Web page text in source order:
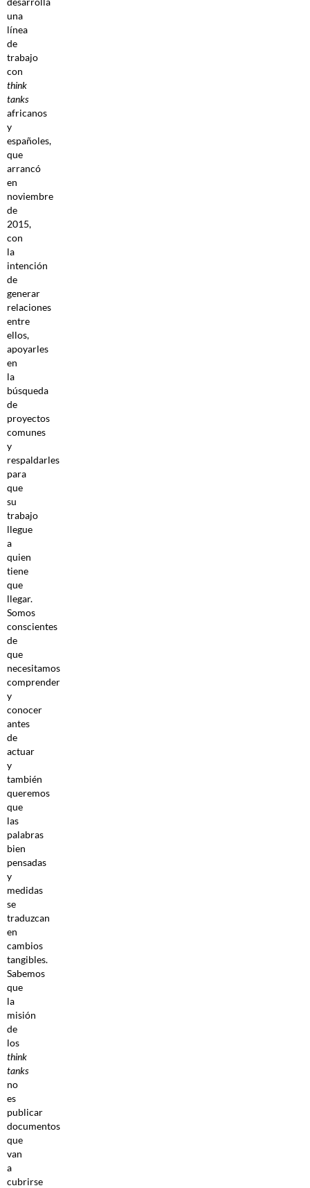
una
línea
de
trabajo
con
think
tanks
africanos
y
españoles,
que
arrancó
en
noviembre
de
2015,
con
la
intención
de
generar
relaciones
entre
ellos,
apoyarles
en
la
búsqueda
de
proyectos
comunes
y
respaldarles
para
que
su
trabajo
llegue
a
quien
tiene
que
llegar.
Somos
conscientes
de
que
necesitamos
comprender
y
conocer
antes
de
actuar
y
también
queremos
que
las
palabras
bien
pensadas
y
medidas
se
traduzcan
en
cambios
tangibles.
Sabemos
que
la
misión
de
los
think
tanks
no
es
publicar
documentos
que
van
a
cubrirse